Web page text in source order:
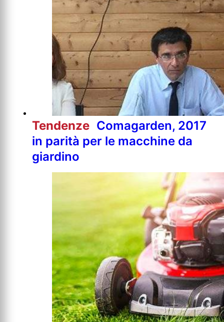
Tendenze Comagarden, 2017
in parità per le macchine da
giardino